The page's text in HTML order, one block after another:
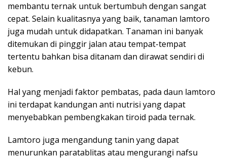
membantu ternak untuk bertumbuh dengan sangat
cepat. Selain kualitasnya yang baik, tanaman lamtoro
juga mudah untuk didapatkan. Tanaman ini banyak
ditemukan di pinggir jalan atau tempat-tempat
tertentu bahkan bisa ditanam dan dirawat sendiri di
kebun.
Hal yang menjadi faktor pembatas, pada daun lamtoro
ini terdapat kandungan anti nutrisi yang dapat
menyebabkan pembengkakan tiroid pada ternak.
Lamtoro juga mengandung tanin yang dapat
menurunkan paratablitas atau mengurangi nafsu